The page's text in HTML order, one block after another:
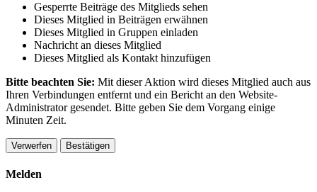
Gesperrte Beiträge des Mitglieds sehen
Dieses Mitglied in Beiträgen erwähnen
Dieses Mitglied in Gruppen einladen
Nachricht an dieses Mitglied
Dieses Mitglied als Kontakt hinzufügen
Bitte beachten Sie: Mit dieser Aktion wird dieses Mitglied auch aus
Ihren Verbindungen entfernt und ein Bericht an den Website-
Administrator gesendet. Bitte geben Sie dem Vorgang einige
Minuten Zeit.
Bestätigen
Melden